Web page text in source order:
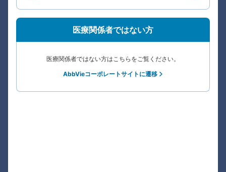
医療関係者ではない方
医療関係者ではない方はこちらをご覧ください。
AbbVieコーポレートサイトに遷移